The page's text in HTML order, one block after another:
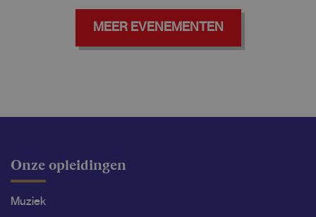
MEER EVENEMENTEN
Onze opleidingen
Muziek